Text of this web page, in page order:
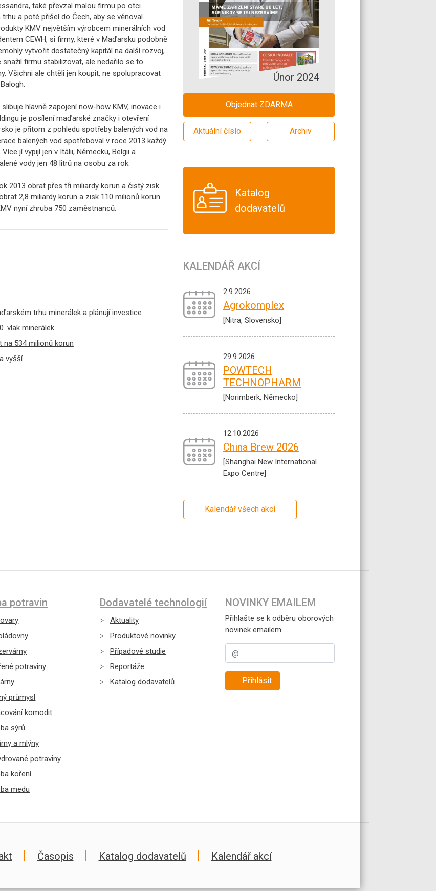
také převzal malou firmu po otci.
a poté přišel do Čech, aby se věnoval
KMV největším výrobcem minerálních vod
CEWH, si firmy, které v Maďarsku podobně
vytvořit dostatečný kapitál na další rozvoj,
firmu stabilizovat, ale nedařilo se to.
Všichni ale chtěli jen koupit, ne spolupracovat
hlavně zapojení now-how KMV, inovace i
je posílení maďarské značky i otevření
je přitom z pohledu spotřeby balených vod na
balených vod spotřeboval v roce 2013 každý
jí vypijí jen v Itálii, Německu, Belgii a
vody jen 48 litrů na osobu za rok.
2013 obrat přes tři miliardy korun a čistý zisk
2,8 miliardy korun a zisk 110 milionů korun.
nyní zhruba 750 zaměstnanců.
trhu minerálek a plánují investice
vlak minerálek
534 milionů korun
vyšší
Únor 2024
Objednat ZDARMA
Aktuální číslo Archiv
Katalog
dodavatelů
KALENDÁŘ AKCÍ
2.9.2026
Agrokomplex
[Nitra, Slovensko]
29.9.2026
POWTECH
TECHNOPHARM
[Norimberk, Německo]
12.10.2026
China Brew 2026
[Shanghai New International
Expo Centre]
Kalendář všech akcí
potravin
potraviny
průmysl
komodit
sýrů
a mlýny
potraviny
koření
medu
Dodavatelé technologií
Aktuality
Produktové novinky
Případové studie
Reportáže
Katalog dodavatelů
NOVINKY EMAILEM
Přihlašte se k odběru oborových
novinek emailem.
Přihlásit
Časopis Katalog dodavatelů Kalendář akcí